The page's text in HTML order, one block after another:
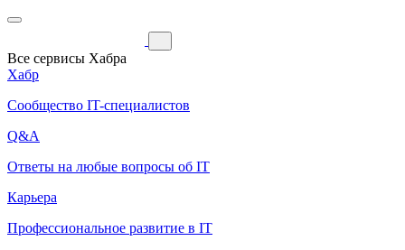
Все сервисы Хабра
Хабр
Сообщество IT-специалистов
Q&A
Ответы на любые вопросы об IT
Карьера
Профессиональное развитие в IT